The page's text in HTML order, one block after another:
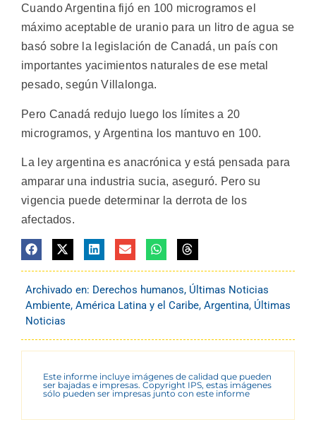
Cuando Argentina fijó en 100 microgramos el
máximo aceptable de uranio para un litro de agua se
basó sobre la legislación de Canadá, un país con
importantes yacimientos naturales de ese metal
pesado, según Villalonga.
Pero Canadá redujo luego los límites a 20
microgramos, y Argentina los mantuvo en 100.
La ley argentina es anacrónica y está pensada para
amparar una industria sucia, aseguró. Pero su
vigencia puede determinar la derrota de los
afectados.
Archivado en: Derechos humanos, Últimas Noticias
Ambiente, América Latina y el Caribe, Argentina, Últimas
Noticias
Este informe incluye imágenes de calidad que pueden
ser bajadas e impresas. Copyright IPS, estas imágenes
sólo pueden ser impresas junto con este informe